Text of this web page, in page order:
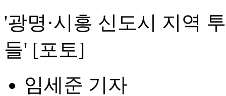
'광명·시흥 신도시 지역
들' [포토]
임세준 기자